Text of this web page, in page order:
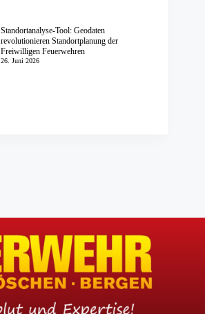
Standortanalyse-Tool: Geodaten
revolutionieren Standortplanung der
Freiwilligen Feuerwehren
26. Juni 2026